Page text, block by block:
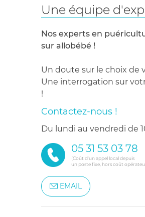
Une équipe
Nos experts en
sur allobébé !
Un doute sur le choix de
Une interrogation sur
!
Contactez-nous !
du lundi au vendredi de
05 31 53 03 78
(Coût d'un appel local depuis
un poste fixe, hors coût
EMAIL